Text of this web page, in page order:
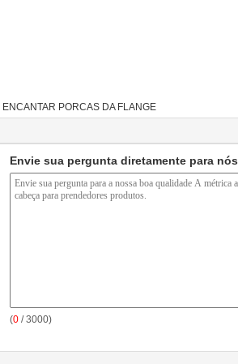
ENCANTAR PORCAS DA FLANGE
Envie sua pergunta diretamente para nós
(0 / 3000)